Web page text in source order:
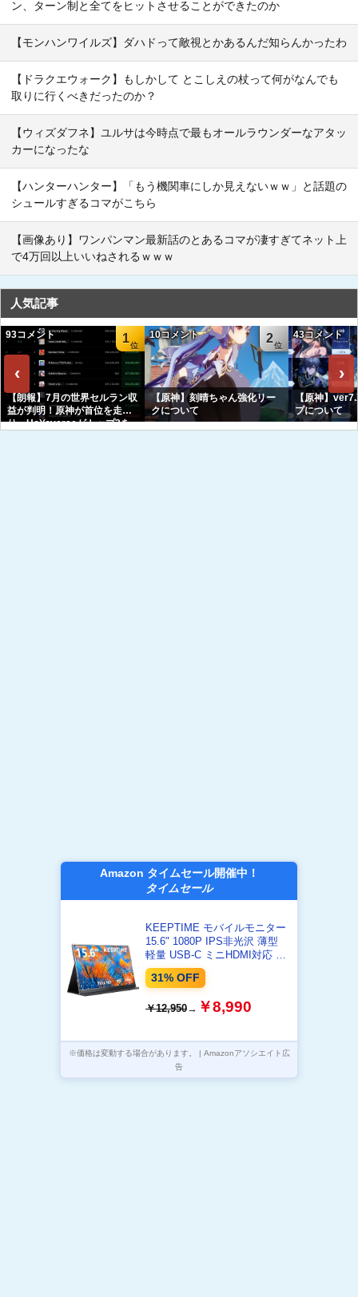
ン、ターン制と全てをヒットさせることができたのか
【モンハンワイルズ】ダハドって敵視とかあるんだ知らんかったわ
【ドラクエウォーク】もしかして とこしえの杖って何がなんでも
取りに行くべきだったのか？
【ウィズダフネ】ユルサは今時点で最もオールラウンダーなアタッ
カーになったな
【ハンターハンター】「もう機関車にしか見えないｗｗ」と話題の
シュールすぎるコマがこちら
【画像あり】ワンパンマン最新話のとあるコマが凄すぎてネット上
で4万回以上いいねされるｗｗｗ
人気記事
‹
1
93コメント
【朗報】7月の世界セルラン収
益が判明！原神が首位を走
り、HoYoverseがトップ3を
2
10コメント
【原神】刻晴ちゃん強化リー
クについて
43コメント
【原神】
プについて
›
Amazon タイムセール開催中！
タイムセール
KEEPTIME モバイルモニター
15.6" 1080P IPS非光沢 薄型
軽量 USB-C ミニHDMI対応 ノ
ートPC/スマホ/ゲーム機対応
31% OFF
￥12,950→ ￥8,990
※価格は変動する場合があります。 | Amazonアソシエイト広
告